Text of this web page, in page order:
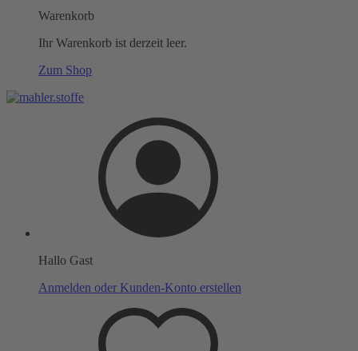
Warenkorb
Ihr Warenkorb ist derzeit leer.
Zum Shop
Hallo Gast
Anmelden oder Kunden-Konto erstellen